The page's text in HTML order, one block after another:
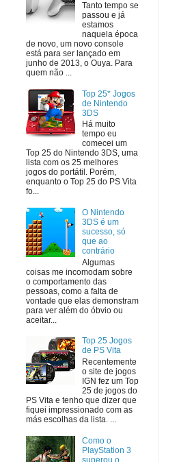
Tanto tempo se
passou e já
estamos
naquela época
de novo, um novo console
está para ser lançado em
junho de 2013, o Ouya. Para
quem não ...
Top 25* Jogos
de Nintendo
3DS
Há muito
tempo eu
comecei um
Top 25 do Nintendo 3DS, uma
lista com os 25 melhores
jogos do portátil. Porém,
enquanto o Top 25 do PS Vita
fo...
O Nintendo
3DS é um
sucesso, só
que ao
contrário
Algumas
coisas me incomodam sobre
o comportamento das
pessoas, como a falta de
vontade que elas demonstram
para ver além do óbvio ou
aceitar...
Top 25 Jogos
de PS Vita
Recentemente
o site de jogos
IGN fez um Top
25 de jogos do
PS Vita e tenho que dizer que
fiquei impressionado com as
más escolhas da lista. ...
Como o
PlayStation 3
superou o